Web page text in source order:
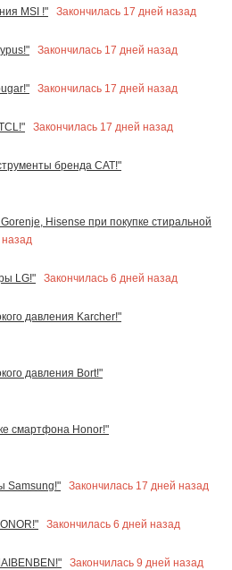
MSI !"
Закончилась 17 дней назад
Закончилась 17 дней назад
Закончилась 17 дней назад
Закончилась 17 дней назад
бренда CAT!"
Hisense при покупке стиральной
LG!"
Закончилась 6 дней назад
давления Karcher!"
давления Bort!"
смартфона Honor!"
Samsung!"
Закончилась 17 дней назад
Закончилась 6 дней назад
Закончилась 9 дней назад